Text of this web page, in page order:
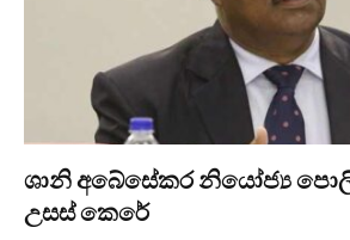
ශානි අබේසේකර නියෝජ්‍ය
උසස් කෙරේ